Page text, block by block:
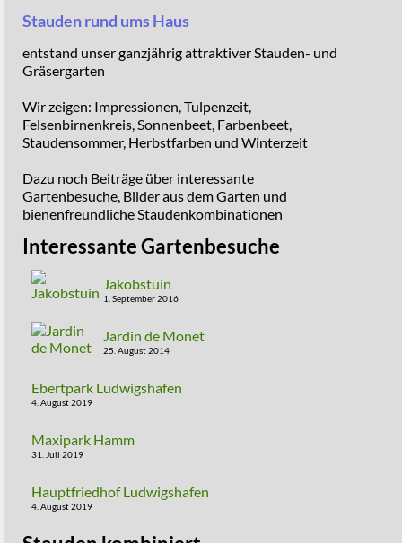
Stauden rund ums Haus
entstand unser ganzjährig attraktiver Stauden- und
Gräsergarten
Wir zeigen: Impressionen, Tulpenzeit,
Felsenbirnenkreis, Sonnenbeet, Farbenbeet,
Staudensommer, Herbstfarben und Winterzeit
Dazu noch Beiträge über interessante
Gartenbesuche, Bilder aus dem Garten und
bienenfreundliche Staudenkombinationen
Interessante Gartenbesuche
Jakobstuin
1. September 2016
Jardin de Monet
25. August 2014
Ebertpark Ludwigshafen
4. August 2019
Maxipark Hamm
31. Juli 2019
Hauptfriedhof Ludwigshafen
4. August 2019